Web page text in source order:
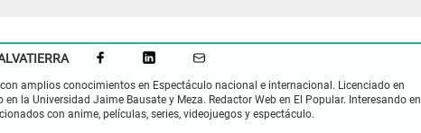
amplios conocimientos en Espectáculo nacional e internacional. Licenciado en
en la Universidad Jaime Bausate y Meza. Redactor Web en El Popular. Interesando en
con anime, películas, series, videojuegos y espectáculo.